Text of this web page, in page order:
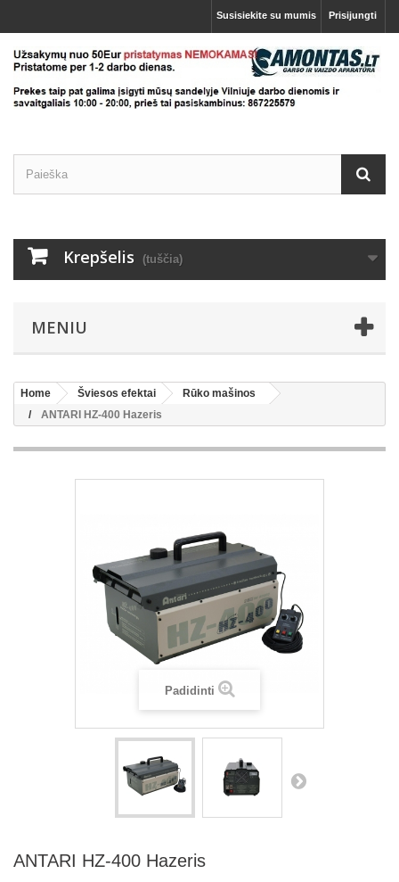
Prisijungti
Susisiekite su mumis
Krepšelis (tuščia)
MENIU
Home Šviesos efektai
Rūko mašinos
ANTARI HZ-400 Hazeris
Padidinti
ANTARI HZ-400 Hazeris